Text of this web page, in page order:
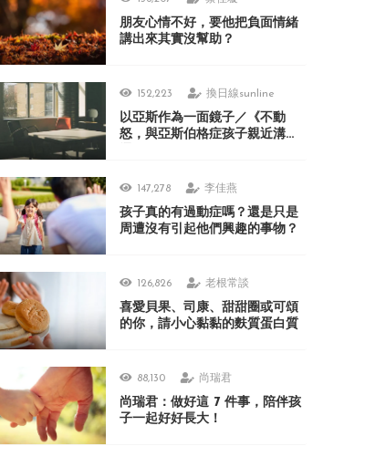
朋友心情不好，要他把負面情緒
講出來其實沒幫助？
152,223 換日線sunline
以亞斯作為一面鏡子／《不動
怒，與亞斯伯格症孩子親近溝
147,278 李佳燕
孩子真的有過動症嗎？還是只是
周遭沒有引起他們興趣的事物？
126,826 老根常談
喜愛貝果、司康、甜甜圈或可頌
的你，請小心黏黏的麩質蛋白質
88,130 尚瑞君
尚瑞君：做好這 7 件事，陪伴孩
子一起好好長大！